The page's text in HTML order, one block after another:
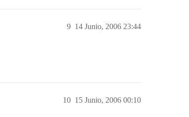
14 Junio, 2006 23:44
9
15 Junio, 2006 00:10
10